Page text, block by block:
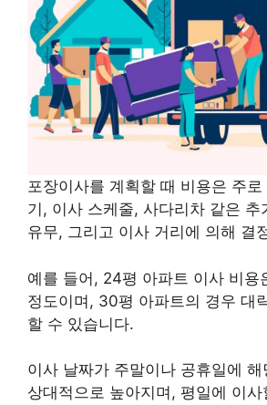
포장이사를 계획할 때 비용은 주
기, 이사 스케줄, 사다리차 같은 추
유무, 그리고 이사 거리에 의해 결
예를 들어, 24평 아파트 이사 비용
정도이며, 30평 아파트의 경우 대
할 수 있습니다.
이사 날짜가 주말이나 공휴일에 해
상대적으로 높아지며, 평일에 이